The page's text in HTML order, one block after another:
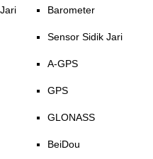
Barometer
Sensor Sidik Jari
A-GPS
GPS
GLONASS
BeiDou